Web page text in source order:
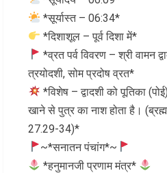
*सूर्यास्त – 06:34*
*दिशाशूल – पूर्व दिशा में*
*व्रत पर्व विवरण – श्री वामन
त्रयोदशी, सोम प्रदोष व्रत*
*विशेष – द्वादशी को पूतिका
खाने से पुत्र का नाश होता है।
27.29-34)*
~*सनातन पंचांग*~
*हनुमानजी प्रणाम मंत्र*